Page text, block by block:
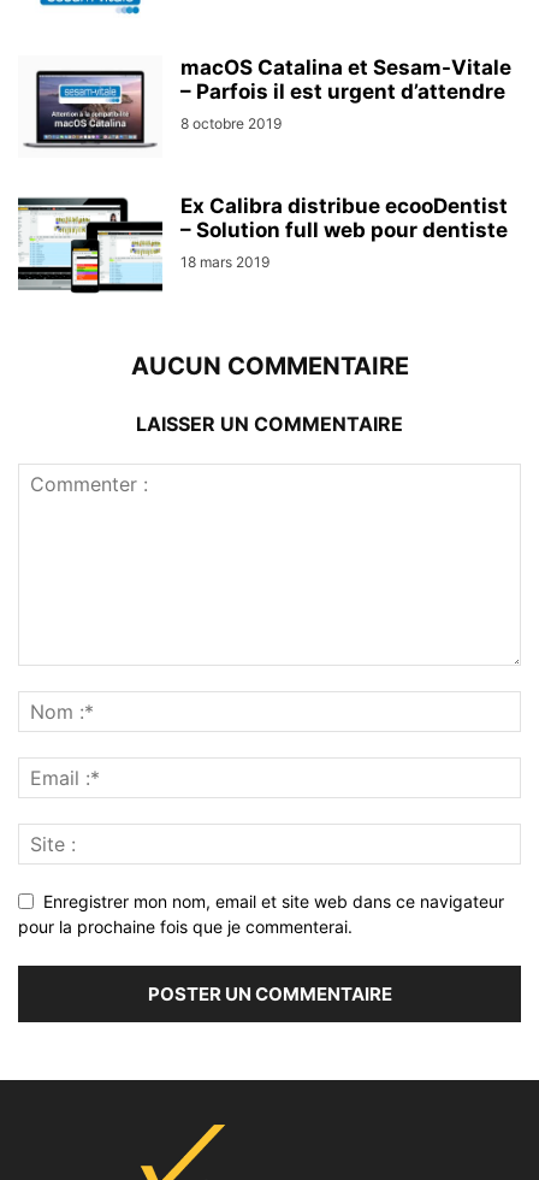
macOS Catalina et Sesam-Vitale
– Parfois il est urgent d’attendre
8 octobre 2019
Ex Calibra distribue ecooDentist
– Solution full web pour dentiste
18 mars 2019
AUCUN COMMENTAIRE
LAISSER UN COMMENTAIRE
Enregistrer mon nom, email et site web dans ce navigateur
pour la prochaine fois que je commenterai.